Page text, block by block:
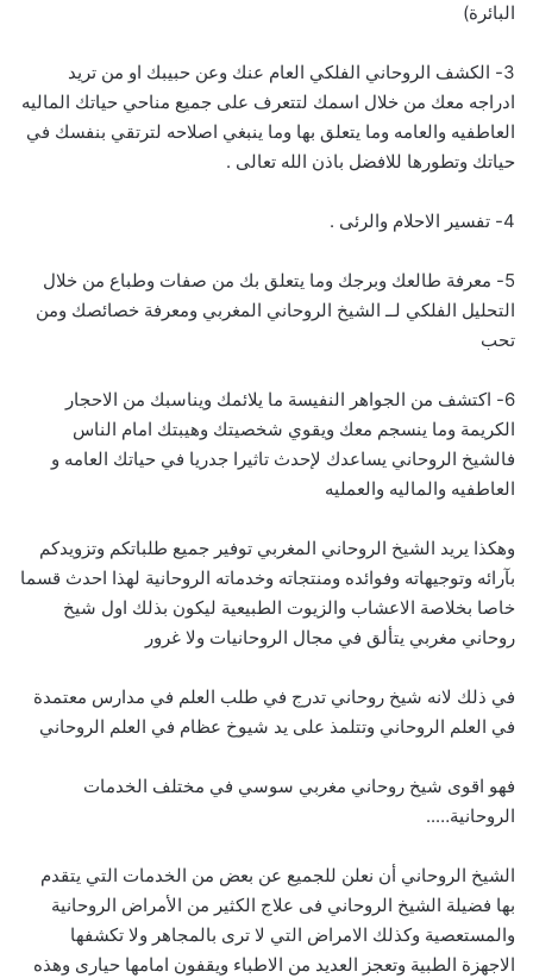
البائرة)
3- الكشف الروحاني الفلكي العام عنك وعن حبيبك او من تريد
ادراجه معك من خلال اسمك لتتعرف على جميع مناحي حياتك الماليه
العاطفيه والعامه وما يتعلق بها وما ينبغي اصلاحه لترتقي بنفسك في
حياتك وتطورها للافضل باذن الله تعالى .
4- تفسير الاحلام والرئى .
5- معرفة طالعك وبرجك وما يتعلق بك من صفات وطباع من خلال
التحليل الفلكي لــ الشيخ الروحاني المغربي ومعرفة خصائصك ومن
تحب
6- اكتشف من الجواهر النفيسة ما يلائمك ويناسبك من الاحجار
الكريمة وما ينسجم معك ويقوي شخصيتك وهيبتك امام الناس
فالشيخ الروحاني يساعدك لإحدث تاثيرا جدريا في حياتك العامه و
العاطفيه والماليه والعمليه
وهكذا يريد الشيخ الروحاني المغربي توفير جميع طلباتكم وتزويدكم
بآرائه وتوجيهاته وفوائده ومنتجاته وخدماته الروحانية لهذا احدث قسما
خاصا بخلاصة الاعشاب والزيوت الطبيعية ليكون بذلك اول شيخ
روحاني مغربي يتألق في مجال الروحانيات ولا غرور
في ذلك لانه شيخ روحاني تدرج في طلب العلم في مدارس معتمدة
في العلم الروحاني وتتلمذ على يد شيوخ عظام في العلم الروحاني
فهو اقوى شيخ روحاني مغربي سوسي في مختلف الخدمات
الروحانية…..
الشيخ الروحاني أن نعلن للجميع عن بعض من الخدمات التي يتقدم
بها فضيلة الشيخ الروحاني فى علاج الكثير من الأمراض الروحانية
والمستعصية وكذلك الامراض التي لا ترى بالمجاهر ولا تكشفها
الاجهزة الطبية وتعجز العديد من الاطباء ويقفون امامها حيارى وهذه